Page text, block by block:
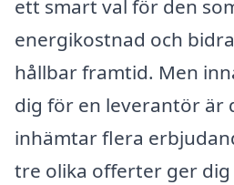
ett smart val för den
energikostnad och
hållbar framtid. Men
dig för en leverantör är
inhämtar flera
tre olika offerter ger